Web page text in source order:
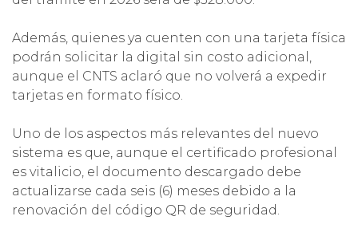
Además, quienes ya cuenten con una tarjeta física
podrán solicitar la digital sin costo adicional,
aunque el CNTS aclaró que no volverá a expedir
tarjetas en formato físico.
Uno de los aspectos más relevantes del nuevo
sistema es que, aunque el certificado profesional
es vitalicio, el documento descargado debe
actualizarse cada seis (6) meses debido a la
renovación del código QR de seguridad.